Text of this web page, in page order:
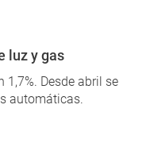
luz y gas
1,7%. Desde abril se
automáticas.